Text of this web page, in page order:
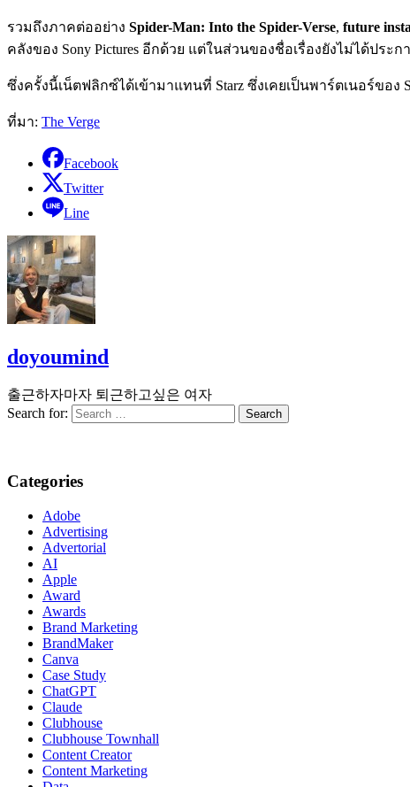
รวมถึงภาคต่ออย่าง Spider-Man: Into the Spider-Verse, future
คลังของ Sony Pictures อีกด้วย แต่ในส่วนของชื่อเรื่องยังไม่ได้ประ
ซึ่งครั้งนี้เน็ตฟลิกซ์ได้เข้ามาแทนที่ Starz ซึ่งเคยเป็นพาร์ตเนอร์ขอ
ที่มา: The Verge
Facebook
Twitter
Line
doyoumind
출근하자마자 퇴근하고싶은 여자
Search for:
Categories
Adobe
Advertising
Advertorial
AI
Apple
Award
Awards
Brand Marketing
BrandMaker
Canva
Case Study
ChatGPT
Claude
Clubhouse
Clubhouse Townhall
Content Creator
Content Marketing